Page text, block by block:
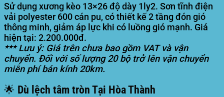
Sử dụng xương kèo 13×26 độ dày 1ly2. Sơn tĩnh điện
vải polyester 600 cán pu, có thiết kế 2 tầng đón gió
thông minh, giảm áp lực khi có luồng gió mạnh. Giá
hiện tại: 2.200.000đ.
*** Lưu ý: Giá trên chưa bao gồm VAT và vận
chuyển. Đối với số lượng 20 bộ trở lên vận chuyển
miễn phí bán kính 20km.
🌟 Dù lệch tâm tròn Tại Hòa Thành